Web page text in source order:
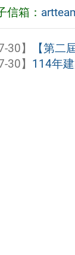
信箱：
30】
【第
30】 114年